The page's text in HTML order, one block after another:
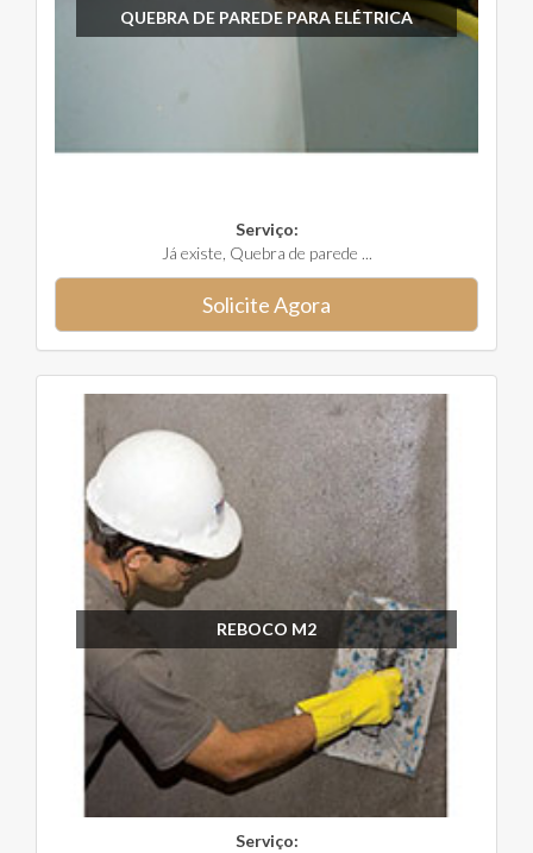
QUEBRA DE PAREDE PARA ELÉTRICA
Serviço:
Já existe, Quebra de parede ...
Solicite Agora
REBOCO M2
Serviço: